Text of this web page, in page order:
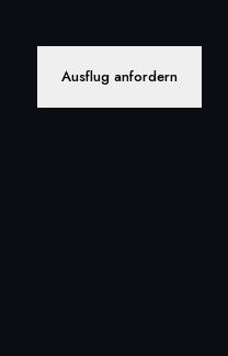
Ausflug anfordern